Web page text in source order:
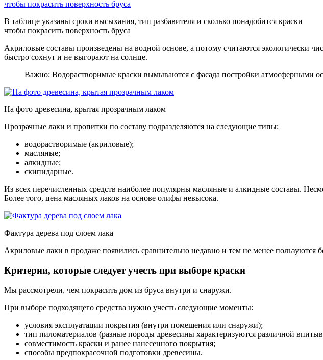
В таблице указаны сроки высыхания, тип разбавителя и сколько понадобится краски
чтобы покрасить поверхность бруса
Акриловые составы произведены на водной основе, а потому считаются экологически
быстро сохнут и не выгорают на солнце.
Важно: Водорастворимые краски вымываются с фасада постройки атмосферными
На фото древесина, крытая прозрачным лаком
Прозрачные лаки и пропитки по составу подразделяются на следующие типы:
водорастворимые (акриловые);
масляные;
алкидные;
скипидарные.
Из всех перечисленных средств наиболее популярны масляные и алкидные составы.
Более того, цена масляных лаков на основе олифы невысока.
Фактура дерева под слоем лака
Акриловые лаки в продаже появились сравнительно недавно и тем не менее пользуются
Критерии, которые следует учесть при выборе краски
Мы рассмотрели, чем покрасить дом из бруса внутри и снаружи.
При выборе подходящего средства нужно учесть следующие моменты:
условия эксплуатации покрытия (внутри помещения или снаружи);
тип пиломатериалов (разные породы древесины характеризуются различной
совместимость краски и ранее нанесенного покрытия;
способы предпокрасочной подготовки древесины.